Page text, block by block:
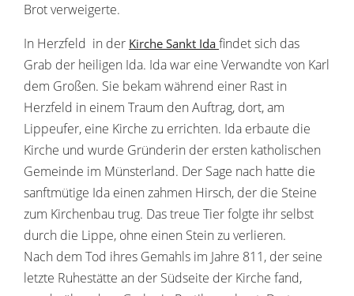
Brot verweigerte.
In Herzfeld in der Kirche Sankt Ida findet sich das
Grab der heiligen Ida. Ida war eine Verwandte von Karl
dem Großen. Sie bekam während einer Rast in
Herzfeld in einem Traum den Auftrag, dort, am
Lippeufer, eine Kirche zu errichten. Ida erbaute die
Kirche und wurde Gründerin der ersten katholischen
Gemeinde im Münsterland. Der Sage nach hatte die
sanftmütige Ida einen zahmen Hirsch, der die Steine
zum Kirchenbau trug. Das treue Tier folgte ihr selbst
durch die Lippe, ohne einen Stein zu verlieren.
Nach dem Tod ihres Gemahls im Jahre 811, der seine
letzte Ruhestätte an der Südseite der Kirche fand,